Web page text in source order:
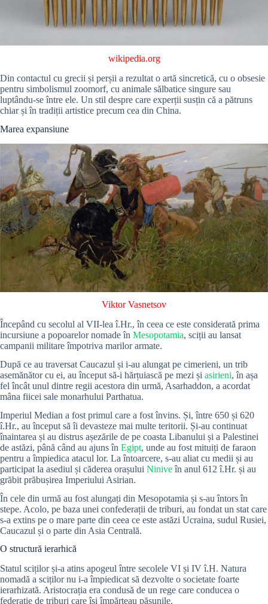
wikipedia.org
Din contactul cu grecii și perșii a rezultat o artă sincretică, cu o obsesie
pentru simbolismul zoomorf, cu animale sălbatice singure sau
luptându-se între ele. Un stil despre care experții susțin că a pătruns
chiar și în tradiții artistice precum cea din China.
Marea expansiune
Viktor Vasnetsov
Începând cu secolul al VII-lea î.Hr., în ceea ce este considerată prima
incursiune a popoarelor nomade în Mesopotamia, sciții au lansat
campanii militare împotriva marilor armate.
După ce au traversat Caucazul și i-au alungat pe cimerieni, un trib
asemănător cu ei, au început să-i hărțuiască pe mezi și asirieni, în așa
fel încât unul dintre regii acestora din urmă, Asarhaddon, a acordat
mâna fiicei sale monarhului Parthatua.
Imperiul Median a fost primul care a fost învins. Și, între 650 și 620
î.Hr., au început să îi devasteze mai multe teritorii. Și-au continuat
înaintarea și au distrus așezările de pe coasta Libanului și a Palestinei
de astăzi, până când au ajuns în Egipt, unde au fost mituiți de faraon
pentru a împiedica atacul lor. La întoarcere, s-au aliat cu medii și au
participat la asediul și căderea orașului Niniveîn anul 612 î.Hr. și au
grăbit prăbușirea Imperiului Asirian.
În cele din urmă au fost alungați din Mesopotamia și s-au întors în
stepe. Acolo, pe baza unei confederații de triburi, au fondat un stat care
s-a extins pe o mare parte din ceea ce este astăzi Ucraina, sudul Rusiei,
Caucazul și o parte din Asia Centrală.
O structură ierarhică
Statul sciților și-a atins apogeul între secolele VI și IV î.H. Natura
nomadă a sciților nu i-a împiedicat să dezvolte o societate foarte
ierarhizată. Aristocrația era condusă de un rege care conducea o
federație de triburi care își împărțeau pășunile.